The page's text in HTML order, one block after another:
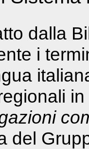
dalla
i
del